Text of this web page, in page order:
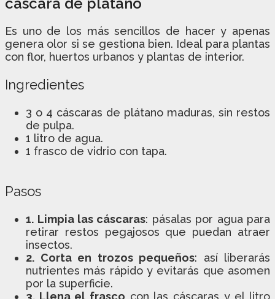
Es uno de los más sencillos de hacer y apenas
genera olor si se gestiona bien. Ideal para plantas
con flor, huertos urbanos y plantas de interior.
Ingredientes
3 o 4 cáscaras de plátano maduras, sin restos
de pulpa.
1 litro de agua.
1 frasco de vidrio con tapa.
Pasos
1. Limpia las cáscaras: pásalas por agua para
retirar restos pegajosos que puedan atraer
insectos.
2. Corta en trozos pequeños: así liberarás
nutrientes más rápido y evitarás que asomen
por la superficie.
3. Llena el frasco con las cáscaras y el litro